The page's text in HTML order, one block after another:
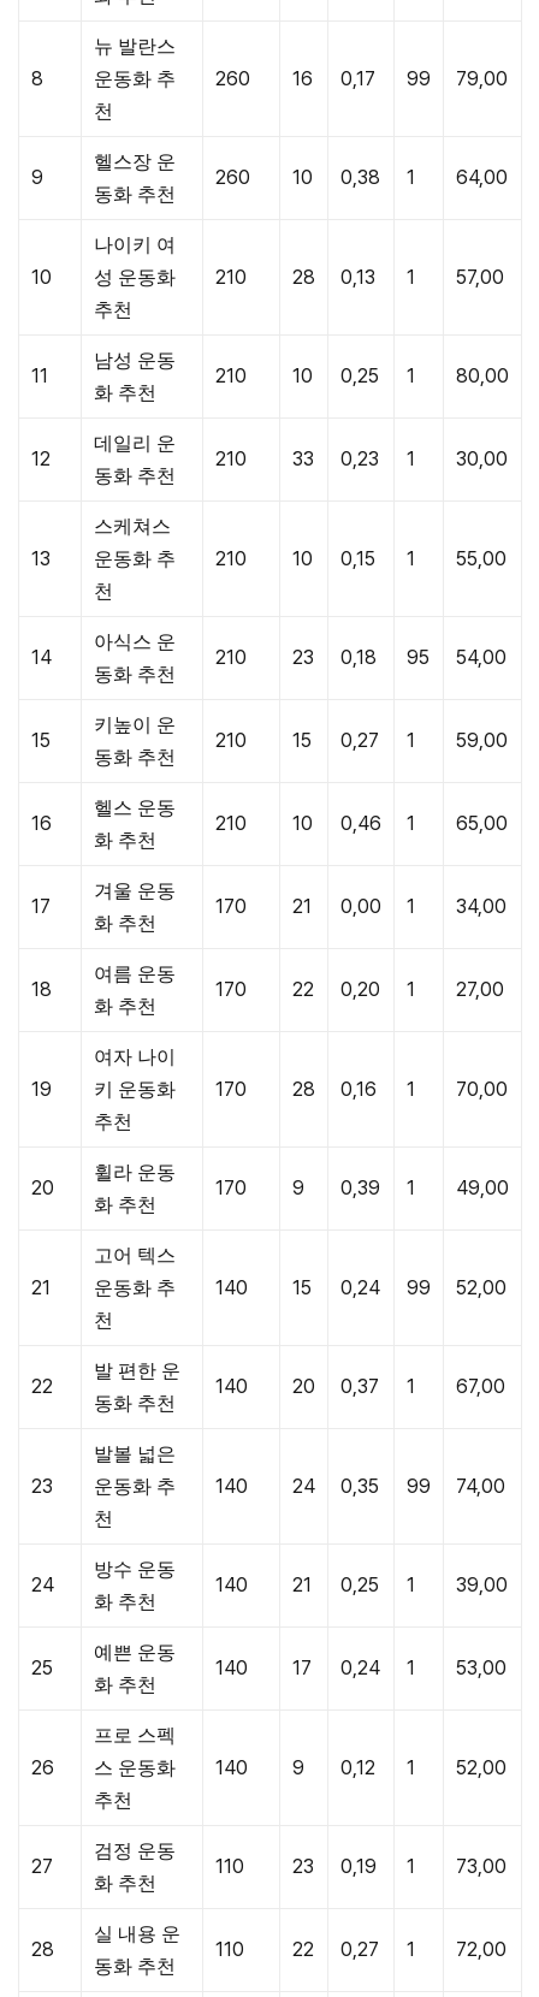
8
뉴 발란스
운동화 추
천
260 16 0,17 99 79,00
9
헬스장 운
동화 추천
260 10 0,38 1 64,00
10
나이키 여
성 운동화
추천
210 28 0,13 1 57,00
11
남성 운동
화 추천
210 10 0,25 1 80,00
12
데일리 운
동화 추천
210 33 0,23 1 30,00
13
스케쳐스
운동화 추
천
210 10 0,15 1 55,00
14
아식스 운
동화 추천
210 23 0,18 95 54,00
15
키높이 운
동화 추천
210 15 0,27 1 59,00
16
헬스 운동
화 추천
210 10 0,46 1 65,00
17
겨울 운동
화 추천
170 21 0,00 1 34,00
18
여름 운동
화 추천
170 22 0,20 1 27,00
19
여자 나이
키 운동화
추천
170 28 0,16 1 70,00
20
휠라 운동
화 추천
170 9 0,39 1 49,00
21
고어 텍스
운동화 추
천
140 15 0,24 99 52,00
22
발 편한 운
동화 추천
140 20 0,37 1 67,00
23
발볼 넓은
운동화 추
천
140 24 0,35 99 74,00
24
방수 운동
화 추천
140 21 0,25 1 39,00
25
예쁜 운동
화 추천
140 17 0,24 1 53,00
26
프로 스펙
스 운동화
추천
140 9 0,12 1 52,00
27
검정 운동
화 추천
110 23 0,19 1 73,00
28
실 내용 운
동화 추천
110 22 0,27 1 72,00